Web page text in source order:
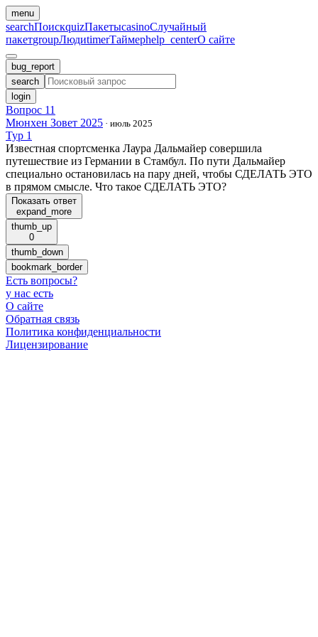
menu
searchПоискquizПакетыcasinoСлучайный
пакетgroupЛюдиtimerТаймерhelp_centerО сайте
bug_report
search
login
Вопрос 11
Мюнхен Зовет 2025 · июль 2025
Тур 1
Известная спортсменка Лаура Дальмайер совершила
путешествие из Германии в Стамбул. По пути Дальмайер
специально остановилась на пару дней, чтобы СДЕЛАТЬ ЭТО
в прямом смысле. Что такое СДЕЛАТЬ ЭТО?
Показать ответ
expand_more
thumb_up
0
thumb_down
bookmark_border
Есть вопросы?
у нас есть
О сайте
Обратная связь
Политика конфиденциальности
Лицензирование